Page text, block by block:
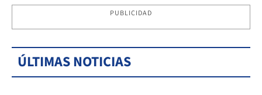
PUBLICIDAD
ÚLTIMAS NOTICIAS